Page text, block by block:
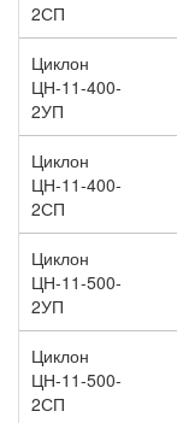
2СП
Циклон
ЦН-11-400-
2УП
Циклон
ЦН-11-400-
2СП
Циклон
ЦН-11-500-
2УП
Циклон
ЦН-11-500-
2СП